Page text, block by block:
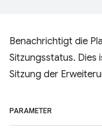
Benachrichtigt die
Sitzungsstatus. Dies
Sitzung der
PARAMETER